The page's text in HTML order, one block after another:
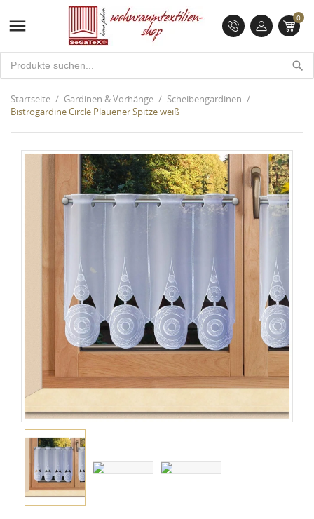
 0
search
Startseite Gardinen & Vorhänge
Scheibengardinen
Bistrogardine Circle Plauener Spitze weiß